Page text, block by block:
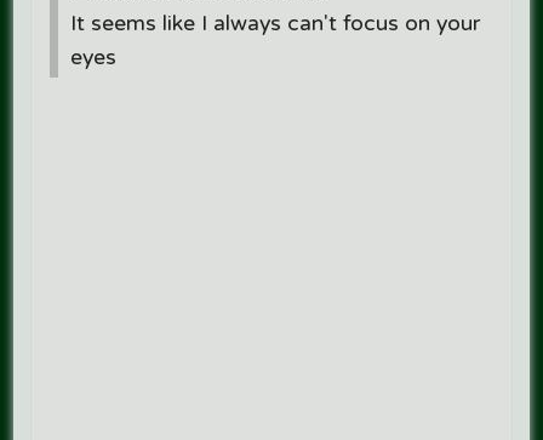
It seems like I always can't focus on your
eyes